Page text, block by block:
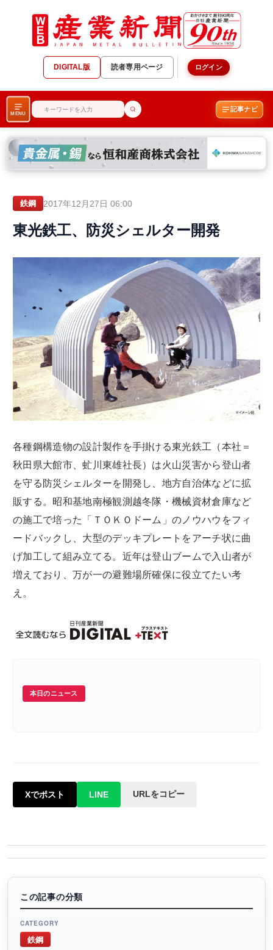
DIGITAL版 読者専用ページ ログイン
MENU
記事ナビ
鉄鋼 2017年12月27日 06:00
東光鉄工、防災シェルター開発
各種鋼構造物の設計製作を手掛ける東光鉄工（本社＝
秋田県大館市、虻川東雄社長）は火山災害から登山者
を守る防災シェルターを開発し、地方自治体などに拡
販する。昭和基地南極観測越冬隊・機械資材倉庫など
の施工で培った「ＴＯＫＯドーム」のノウハウをフィ
ードバックし、大型のデッキプレートをアーチ状に曲
げ加工して組み立てる。近年は登山ブームで入山者が
増えており、万が一の避難場所確保に役立てたい考
え。
本日のニュース
Xでポスト LINE URLをコピー
この記事の分類
CATEGORY
鉄鋼